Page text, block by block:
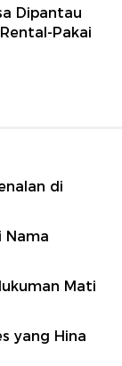
Dipantau
Pakai
di
Nama
Mati
yang Hina